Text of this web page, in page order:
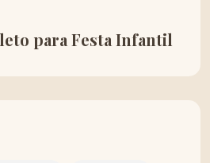
para Festa Infantil